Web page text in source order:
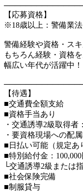
【応募資格】
※18歳以上：警備業法
警備経験や資格・ス
もちろん経験・資格
幅広い年代が活躍中！
【待遇】
■交通費全額支給
■資格手当あり
・交通誘導2級取得者
・要資格現場への配
■日払い可能（規定あ
■特別給付金：100,000
└交通誘導2級または
■社会保険完備
■制服貸与